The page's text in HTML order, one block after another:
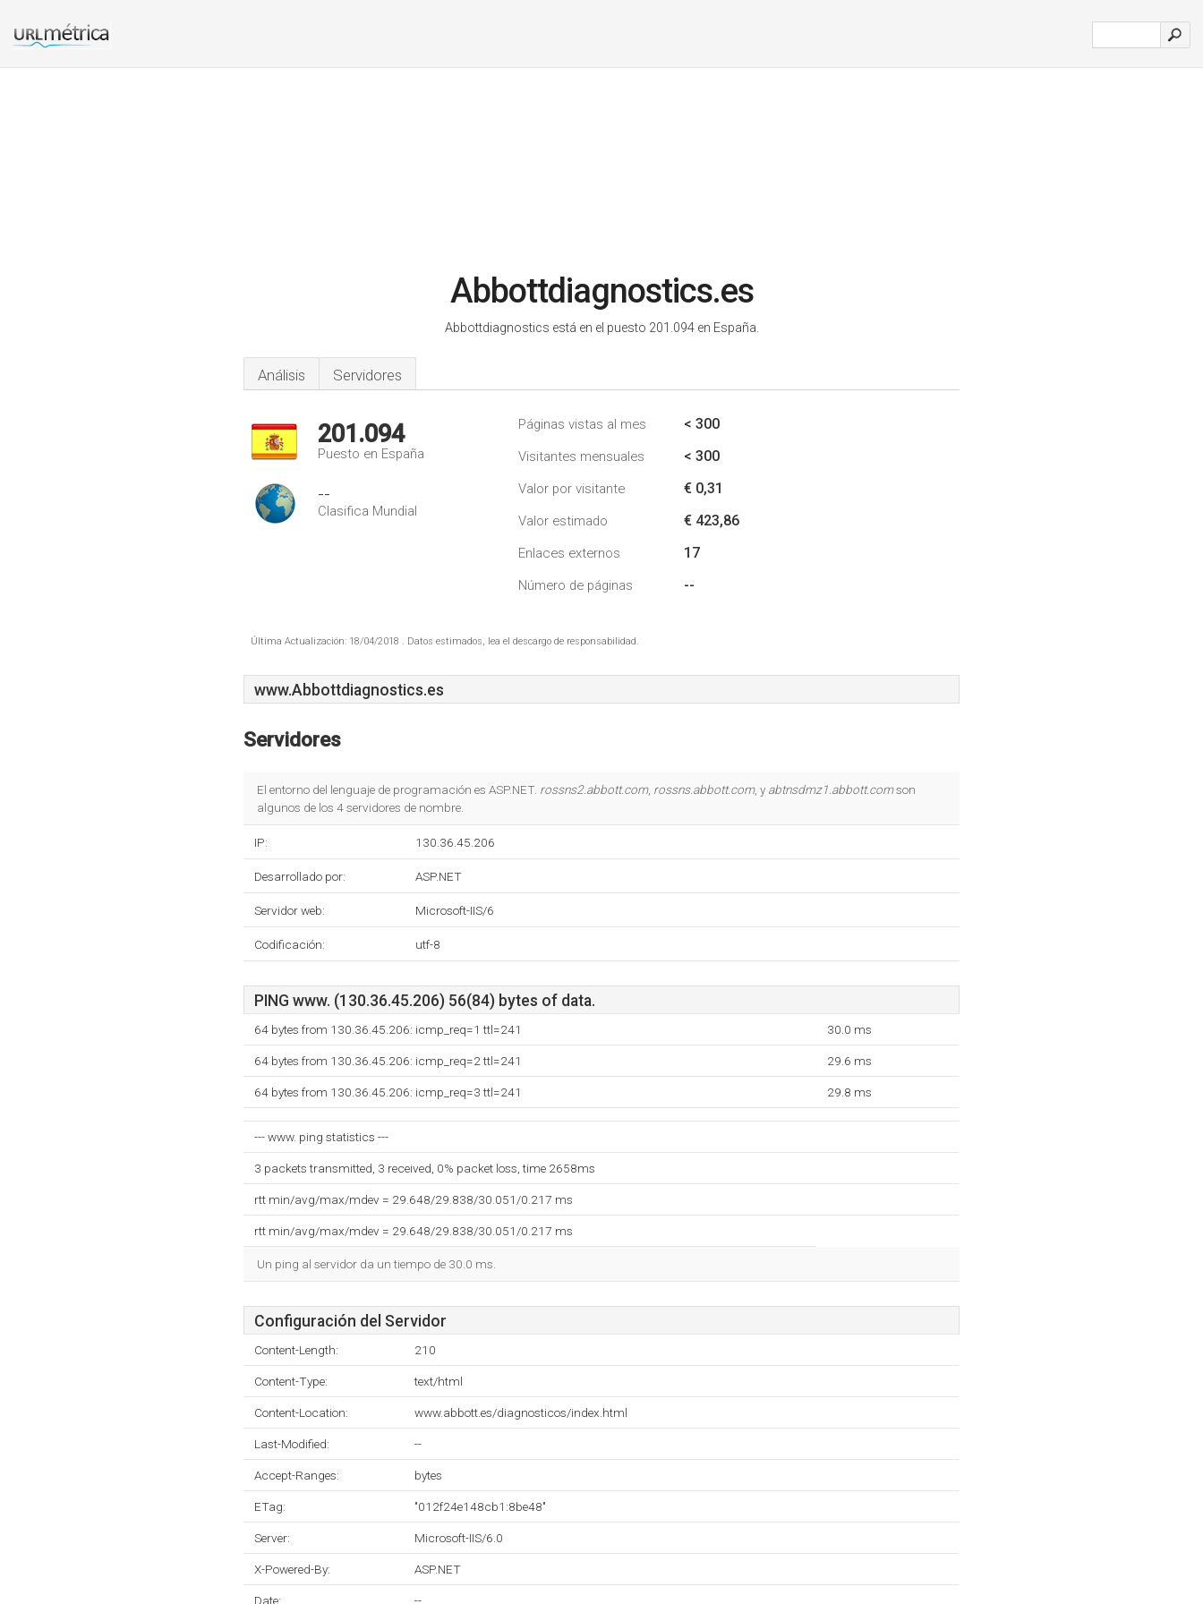
Abbottdiagnostics.es
Abbottdiagnostics está en el puesto 201.094 en España.
Análisis Servidores
201.094
Puesto en España
--
Clasifica Mundial
Páginas vistas al mes < 300
Visitantes mensuales < 300
Valor por visitante € 0,31
Valor estimado € 423,86
Enlaces externos 17
Número de páginas --
Última Actualización: 18/04/2018 . Datos estimados, lea el descargo de responsabilidad.
www.Abbottdiagnostics.es
Servidores
El entorno del lenguaje de programación es ASP.NET. rossns2.abbott.com, rossns.abbott.com, y abtnsdmz1.abbott.comson
algunos de los 4 servidores de nombre.
IP: 130.36.45.206
Desarrollado por: ASP.NET
Servidor web: Microsoft-IIS/6
Codificación: utf-8
PING www. (130.36.45.206) 56(84) bytes of data.
64 bytes from 130.36.45.206: icmp_req=1 ttl=241 30.0 ms
64 bytes from 130.36.45.206: icmp_req=2 ttl=241 29.6 ms
64 bytes from 130.36.45.206: icmp_req=3 ttl=241 29.8 ms
--- www. ping statistics ---
3 packets transmitted, 3 received, 0% packet loss, time 2658ms
rtt min/avg/max/mdev = 29.648/29.838/30.051/0.217 ms
rtt min/avg/max/mdev = 29.648/29.838/30.051/0.217 ms
Un ping al servidor da un tiempo de 30.0 ms.
Configuración del Servidor
Content-Length: 210
Content-Type: text/html
Content-Location: www.abbott.es/diagnosticos/index.html
Last-Modified: --
Accept-Ranges: bytes
ETag: "012f24e148cb1:8be48"
Server: Microsoft-IIS/6.0
X-Powered-By: ASP.NET
Date: --